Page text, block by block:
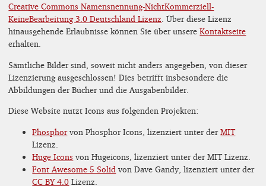
Creative Commons Namensnennung-NichtKommerziell-
KeineBearbeitung 3.0 Deutschland Lizenz. Über diese Lizenz
hinausgehende Erlaubnisse können Sie über unsereKontaktseite
erhalten.
Sämtliche Bilder sind, soweit nicht anders angegeben, von dieser
Lizenzierung ausgeschlossen! Dies betrifft insbesondere die
Abbildungen der Bücher und die Ausgabenbilder.
Diese Website nutzt Icons aus folgenden Projekten:
Phosphorvon Phosphor Icons, lizenziert unter derMIT
Lizenz.
Huge Icons von Hugeicons, lizenziert unter der MIT Lizenz.
Font Awesome 5 Solid von Dave Gandy, lizenziert unter der
CC BY 4.0 Lizenz.